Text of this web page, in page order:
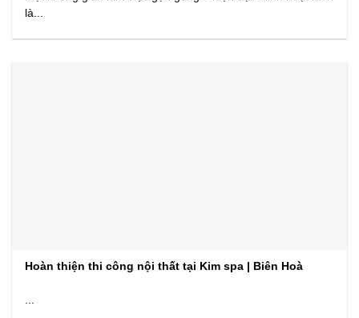
là...
Hoàn thiện thi công nội thất tại Kim spa | Biên Hoà
...